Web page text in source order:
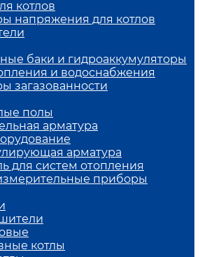
котлов
напряжения для котлов
баки и гидроаккумуляторы
и водоснабжения
загазованности
полы
арматура
арматура
для систем отопления
приборы
котлы